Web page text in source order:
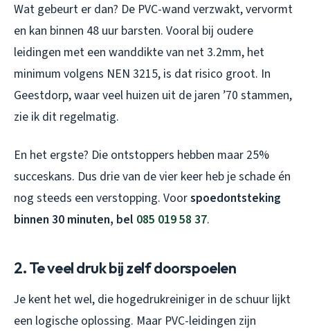
Wat gebeurt er dan? De PVC-wand verzwakt, vervormt
en kan binnen 48 uur barsten. Vooral bij oudere
leidingen met een wanddikte van net 3.2mm, het
minimum volgens NEN 3215, is dat risico groot. In
Geestdorp, waar veel huizen uit de jaren ’70 stammen,
zie ik dit regelmatig.
En het ergste? Die ontstoppers hebben maar 25%
succeskans. Dus drie van de vier keer heb je schade én
nog steeds een verstopping. Voorspoedontsteking
binnen 30 minuten, bel 085 019 58 37.
2. Te veel druk bij zelf doorspoelen
Je kent het wel, die hogedrukreiniger in de schuur lijkt
een logische oplossing. Maar PVC-leidingen zijn